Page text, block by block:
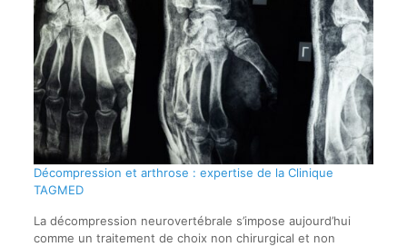
Décompression et arthrose : expertise de la Clinique
TAGMED
La décompression neurovertébrale s’impose aujourd’hui
comme un traitement de choix non chirurgical et non